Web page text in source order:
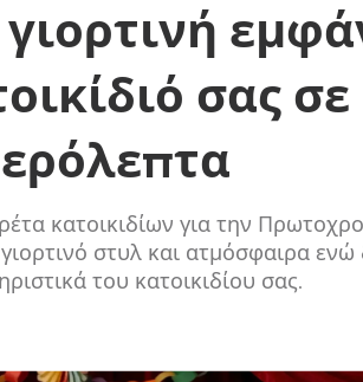
σας σε
κατοικιδίων για την
στυλ και ατμόσφαιρα ενώ
του κατοικιδίου σας.